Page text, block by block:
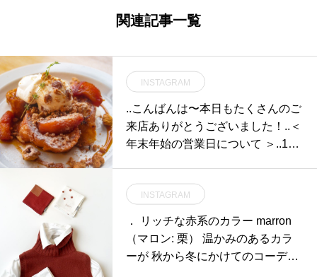
関連記事一覧
INSTAGRAM
..こんばんは〜︎本日もたくさんのご
来店ありがとうございました！..＜
年末年始の営業日について ＞..12/
プン CAFE 11:30オープン1/3(木)
物販 11:00オープン CAFE 11:30オ
ープン1/4(金) 物販 11:00オープン
CAFE 9:00オープン..誠に勝手なが
INSTAGRAM
． リッチな赤系のカラー marron
（マロン: 栗） 温かみのあるカラ
ーが 秋から冬にかけてのコーデの